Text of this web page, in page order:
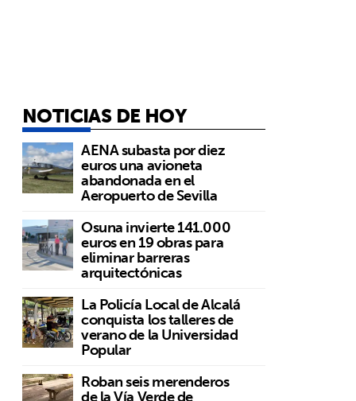
NOTICIAS DE HOY
AENA subasta por diez
euros una avioneta
abandonada en el
Aeropuerto de Sevilla
Osuna invierte 141.000
euros en 19 obras para
eliminar barreras
arquitectónicas
La Policía Local de Alcalá
conquista los talleres de
verano de la Universidad
Popular
Roban seis merenderos